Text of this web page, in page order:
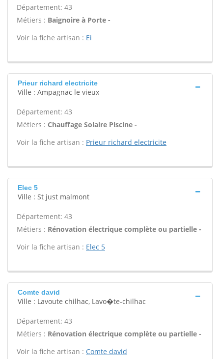
Département: 43
Métiers : Baignoire à Porte -
Voir la fiche artisan : Ei
Prieur richard electricite
Ville : Ampagnac le vieux
Département: 43
Métiers : Chauffage Solaire Piscine -
Voir la fiche artisan : Prieur richard electricite
Elec 5
Ville : St just malmont
Département: 43
Métiers : Rénovation électrique complète ou partielle -
Voir la fiche artisan : Elec 5
Comte david
Ville : Lavoute chilhac, Lavo�te-chilhac
Département: 43
Métiers : Rénovation électrique complète ou partielle -
Voir la fiche artisan : Comte david